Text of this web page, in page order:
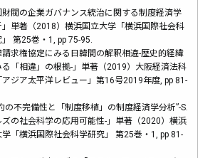
財閥の企業ガバナンス統治に関する制度経済学
」単著（2018）横浜国立大学「横浜国際社会科
」 第25巻・1, pp 75-95.
請求権協定にみる日韓間の解釈相違-歴史的経緯
る「相違」の根拠-」単著（2019）大阪経済法科
アジア太平洋レビュー」第16号2019年度, pp 81-
約の不完備性と「制度移植」の制度経済学分析”-S.
ズの社会科学の応用可能性-」単著（2020）横浜
学「横浜国際社会科学研究」 第25巻・1, pp 81-